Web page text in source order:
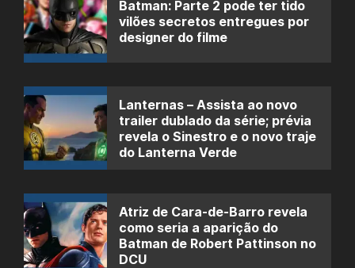
Batman: Parte 2 pode ter tido
vilões secretos entregues por
designer do filme
Lanternas – Assista ao novo
trailer dublado da série; prévia
revela o Sinestro e o novo traje
do Lanterna Verde
Atriz de Cara-de-Barro revela
como seria a aparição do
Batman de Robert Pattinson no
DCU